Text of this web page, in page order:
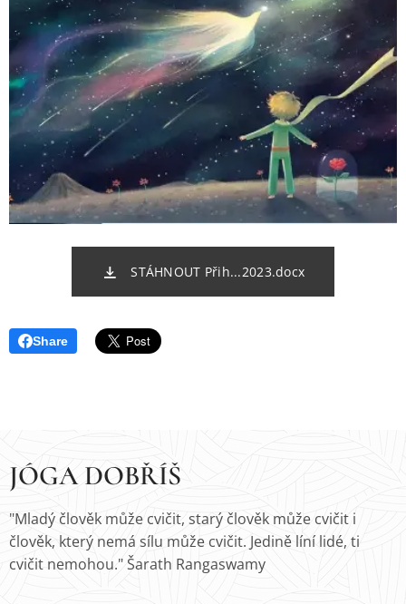
STÁHNOUT Přih...2023.docx
Share
JÓGA DOBŘÍŠ
"Mladý člověk může cvičit, starý člověk může cvičit i
člověk, který nemá sílu může cvičit. Jedině líní lidé, ti
cvičit nemohou." Šarath Rangaswamy